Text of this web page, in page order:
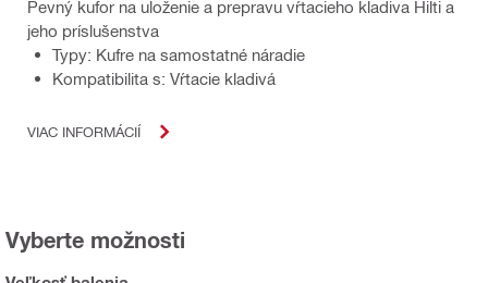
Pevný kufor na uloženie a prepravu vŕtacieho kladiva Hilti a
jeho príslušenstva
Typy: Kufre na samostatné náradie
Kompatibilita s: Vŕtacie kladivá
VIAC INFORMÁCIÍ
Vyberte možnosti